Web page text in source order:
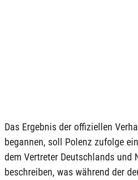
Das Ergebnis der offiziellen
begannen, soll Polenz zufolge
dem Vertreter Deutschlands und
beschreiben, was während der